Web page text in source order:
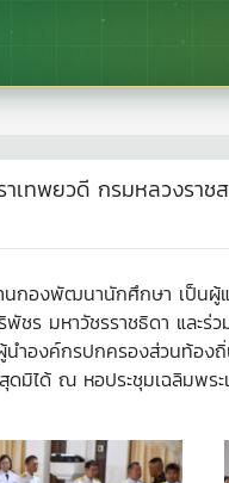
าเทพยวดี กรมหลวงรา
กองพัฒนานักศึกษา เป็นผู้
ชร มหาวัชรราชธิดา และร่
ำองค์กรปกครองส่วนท้องถิ่
มิได้ ณ หอประชุมเฉลิมพร